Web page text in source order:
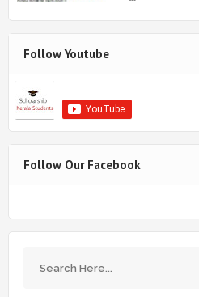
Follow Youtube
Follow Our Facebook